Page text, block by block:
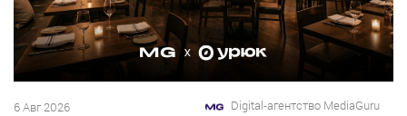
6 Авг 2026 Digital-агентство MediaGuru